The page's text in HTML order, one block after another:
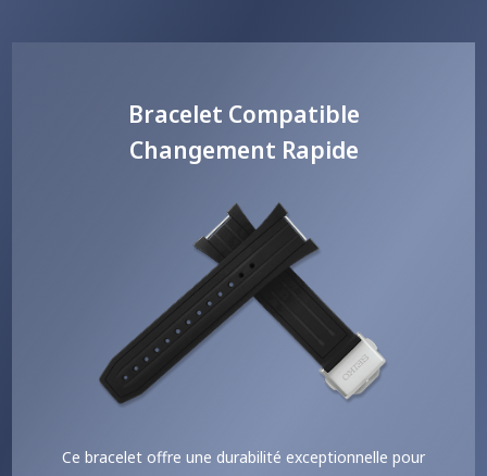
Bracelet Compatible
Changement Rapide
Ce bracelet offre une durabilité exceptionnelle pour